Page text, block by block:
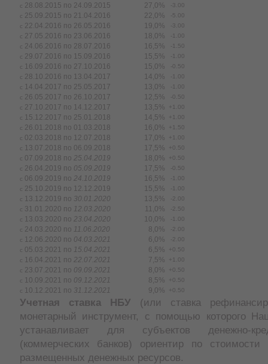
28.08.2015 по 24.09.2015 27,0%
-3.00
25.09.2015 по 21.04.2016 22,0%
-5.00
22.04.2016 по 26.05.2016 19,0%
-3.00
27.05.2016 по 23.06.2016 18,0%
-1.00
24.06.2016 по 28.07.2016 16,5%
-1.50
29.07.2016 по 15.09.2016 15,5%
-1.00
16.09.2016 по 27.10.2016 15,0%
-0.50
28.10.2016 по 13.04.2017 14,0%
-1.00
14.04.2017 по 25.05.2017 13,0%
-1.00
26.05.2017 по 26.10.2017 12,5%
-0.50
27.10.2017 по 14.12.2017 13,5%
+1.00
15.12.2017 по 25.01.2018 14,5%
+1.00
26.01.2018 по 01.03.2018 16,0%
+1.50
02.03.2018 по 12.07.2018 17,0%
+1.00
13.07.2018 по 06.09.2018 17,5%
+0.50
07.09.2018 по 25.04.2019 18,0%
+0.50
26.04.2019 по 05.09.2019 17,5%
-0.50
06.09.2019 по 24.10.2019 16,5%
-1.00
25.10.2019 по 12 12.2019 15,5%
-1.00
13.12.2019 по 30.01.2020 13,5%
-2.00
31.01.2020 по 12.03.2020 11,0%
-2.50
13.03.2020 по 23.04.2020 10,0%
-1.00
24.03.2020 по 11.06.2020 8,0%
-2.00
12.06.2020 по 04.03.2021 6,0%
-2.00
05.03.2021 по 15.04.2021 6,5%
+0.50
16.04.2021 по 22.07.2021 7,5%
+1.00
23.07.2021 по 09.09.2021 8,0%
+0.50
10.09.2021 по 09.12.2021 8,5%
+0.50
10.12.2021 по 31.12.2021 9,0% +0.50
Учетная ставка НБУ (или ставка
монетарный инструмент, с помощью которого
устанавливает для субъектов денежно-
(коммерческих банков) ориентир по стоимости
размещенных денежных ресурсов.